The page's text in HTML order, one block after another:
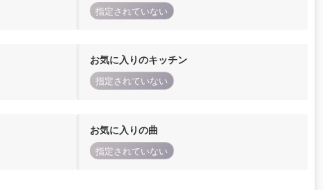
指定されていない
お気に入りのキッチン
指定されていない
お気に入りの曲
指定されていない